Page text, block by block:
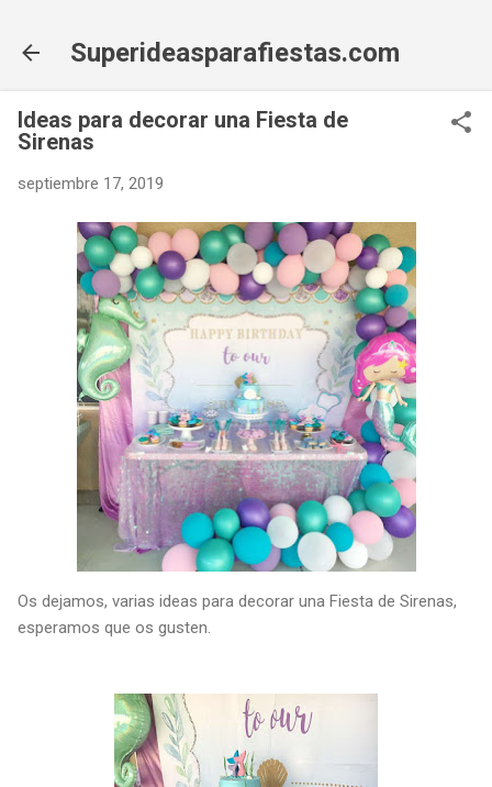
Superideasparafiestas.com
Ideas para decorar una Fiesta de
Sirenas
septiembre 17, 2019
Os dejamos, varias ideas para decorar una Fiesta de Sirenas,
esperamos que os gusten.